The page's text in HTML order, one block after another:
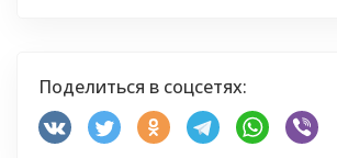
Поделиться в соцсетях: